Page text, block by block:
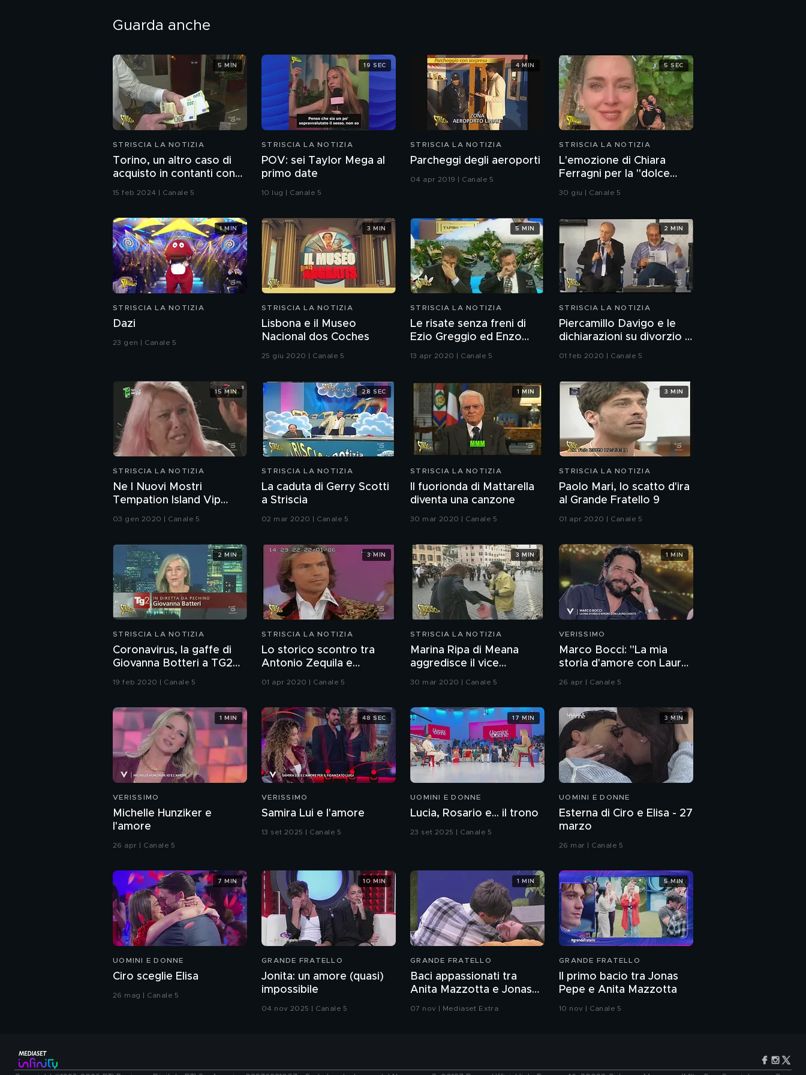
Chi c'è dietro i
deepfake di Striscia
Nuovi Mostri, il meglio
del trash visto a
Guarda anche
STRISCIA LA NOTIZIA
Torino, un altro caso di
acquisto in contanti con
lo "strappo"
15 feb 2024 | Canale 5
5 MIN
STRISCIA LA NOTIZIA
POV: sei Taylor Mega al
primo date
10 lug | Canale 5
19 SEC
STRISCIA LA NOTIZIA
Parcheggi degli aeroporti
04 apr 2019 | Canale 5
4 MIN
STRISCIA LA NOTIZIA
L'emozione di Chiara
Ferragni per la "dolce
attesa" di Fedez e la sua
30 giu | Canale 5
5 SEC
STRISCIA LA NOTIZIA
Dazi
23 gen | Canale 5
1 MIN
STRISCIA LA NOTIZIA
Lisbona e il Museo
Nacional dos Coches
25 giu 2020 | Canale 5
3 MIN
STRISCIA LA NOTIZIA
Le risate senza freni di
Ezio Greggio ed Enzo
13 apr 2020 | Canale 5
5 MIN
STRISCIA LA NOTIZIA
Piercamillo Davigo e le
dichiarazioni su divorzio e
uxoricidio
01 feb 2020 | Canale 5
2 MIN
STRISCIA LA NOTIZIA
Ne I Nuovi Mostri
Tempation Island Vip
mixato con X Factor
03 gen 2020 | Canale 5
15 MIN
STRISCIA LA NOTIZIA
La caduta di Gerry Scotti
a Striscia
02 mar 2020 | Canale 5
28 SEC
STRISCIA LA NOTIZIA
Il fuorionda di Mattarella
diventa una canzone
30 mar 2020 | Canale 5
1 MIN
STRISCIA LA NOTIZIA
Paolo Mari, lo scatto d'ira
al Grande Fratello 9
01 apr 2020 | Canale 5
3 MIN
STRISCIA LA NOTIZIA
Coronavirus, la gaffe di
Giovanna Botteri a TG2
19 feb 2020 | Canale 5
2 MIN
STRISCIA LA NOTIZIA
Lo storico scontro tra
Antonio Zequila e
Adriano Pappalardo
01 apr 2020 | Canale 5
3 MIN
STRISCIA LA NOTIZIA
Marina Ripa di Meana
aggredisce il vice
Gabibbo Stefano Salvi
30 mar 2020 | Canale 5
3 MIN
VERISSIMO
Marco Bocci: "La mia
storia d'amore con Laura
Chiatti"
26 apr | Canale 5
1 MIN
VERISSIMO
Michelle Hunziker e
l'amore
26 apr | Canale 5
1 MIN
VERISSIMO
Samira Lui e l'amore
13 set 2025 | Canale 5
48 SEC
UOMINI E DONNE
Lucia, Rosario e... il trono
23 set 2025 | Canale 5
17 MIN
UOMINI E DONNE
Esterna di Ciro e Elisa - 27
marzo
26 mar | Canale 5
3 MIN
UOMINI E DONNE
Ciro sceglie Elisa
26 mag | Canale 5
7 MIN
GRANDE FRATELLO
Jonita: un amore (quasi)
impossibile
04 nov 2025 | Canale 5
10 MIN
GRANDE FRATELLO
Baci appassionati tra
Anita Mazzotta e Jonas
07 nov | Mediaset Extra
1 MIN
GRANDE FRATELLO
Il primo bacio tra Jonas
Pepe e Anita Mazzotta
10 nov | Canale 5
5 MIN